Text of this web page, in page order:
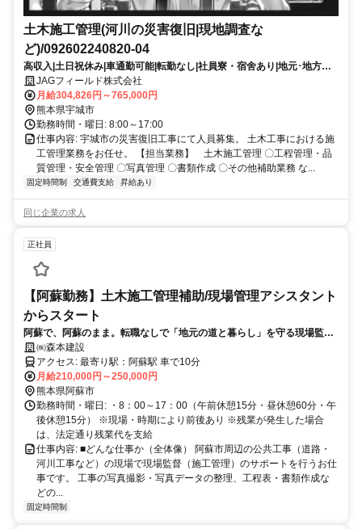
土木施工管理(河川の災害復旧|現地調査な
ど)/092602240820-04
高収入|土日祝休み|車通勤可能|転勤なし|社員寮・宿舍あり|地元･地方で
働く|大手企業|学歴不問|20~30代活躍|40~50代活躍|シニア(60歳以上)応
援|有資格者優遇|CADスキル不問
JAGフィールド株式会社
月給304,826円～765,000円
熊本県宇城市
勤務時間・曜日: 8:00～17:00
仕事内容: 宇城市の災害復旧工事にて人員募集。 土木工事における施
工管理業務をお任せ。 【担当業務】 土木施工管理 〇工程管理・品
質管理・安全管理 〇写真管理 〇書類作成 〇その他補助業務 な...
固定時間制 交通費支給 昇給あり
同じ企業の求人
正社員
【阿蘇勤務】土木施工管理補助/現場管理アシスタント
からスタート
阿蘇で、阿蘇のまま。転職なしで「地元の道と暮らし」を守る現場監督
見習い
㈱森本建設
アクセス: 最寄り駅：阿蘇駅 車で10分
月給210,000円～250,000円
熊本県阿蘇市
勤務時間・曜日: ・8：00～17：00（午前休憩15分・昼休憩60分・午
後休憩15分） ※現場・時期により前後あり ※残業が発生した場合
は、法定通り残業代を支給
仕事内容: ■どんな仕事か（全体像） 阿蘇市周辺の公共工事（道路・
河川工事など）の現場で現場監督（施工管理）のサポートを行うお仕
事です。 工事の写真撮影・写真データの整理、工程表・書類作成な
どの...
固定時間制